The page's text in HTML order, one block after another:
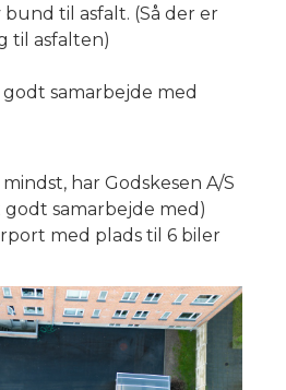
til asfalt. (Så der er
til asfalten)
samarbejde med
har Godskesen A/S
godt samarbejde med)
med plads til 6 biler